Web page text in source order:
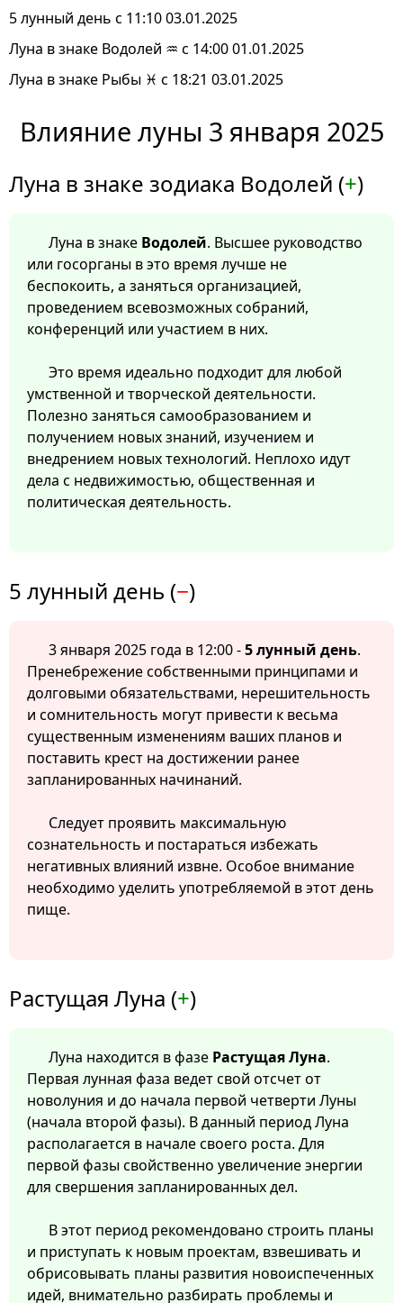
5 лунный день с 11:10 03.01.2025
Луна в знаке Водолей ♒ с 14:00 01.01.2025
Луна в знаке Рыбы ♓ с 18:21 03.01.2025
Влияние луны 3 января 2025
Луна в знаке зодиака Водолей (+)
Луна в знаке Водолей. Высшее руководство
или госорганы в это время лучше не
беспокоить, а заняться организацией,
проведением всевозможных собраний,
конференций или участием в них.
Это время идеально подходит для любой
умственной и творческой деятельности.
Полезно заняться самообразованием и
получением новых знаний, изучением и
внедрением новых технологий. Неплохо идут
дела с недвижимостью, общественная и
политическая деятельность.
5 лунный день (−)
3 января 2025 года в 12:00 -5 лунный день.
Пренебрежение собственными принципами и
долговыми обязательствами, нерешительность
и сомнительность могут привести к весьма
существенным изменениям ваших планов и
поставить крест на достижении ранее
запланированных начинаний.
Следует проявить максимальную
сознательность и постараться избежать
негативных влияний извне. Особое внимание
необходимо уделить употребляемой в этот день
пище.
Растущая Луна (+)
Луна находится в фазе Растущая Луна.
Первая лунная фаза ведет свой отсчет от
новолуния и до начала первой четверти Луны
(начала второй фазы). В данный период Луна
располагается в начале своего роста. Для
первой фазы свойственно увеличение энергии
для свершения запланированных дел.
В этот период рекомендовано строить планы
и приступать к новым проектам, взвешивать и
обрисовывать планы развития новоиспеченных
идей, внимательно разбирать проблемы и